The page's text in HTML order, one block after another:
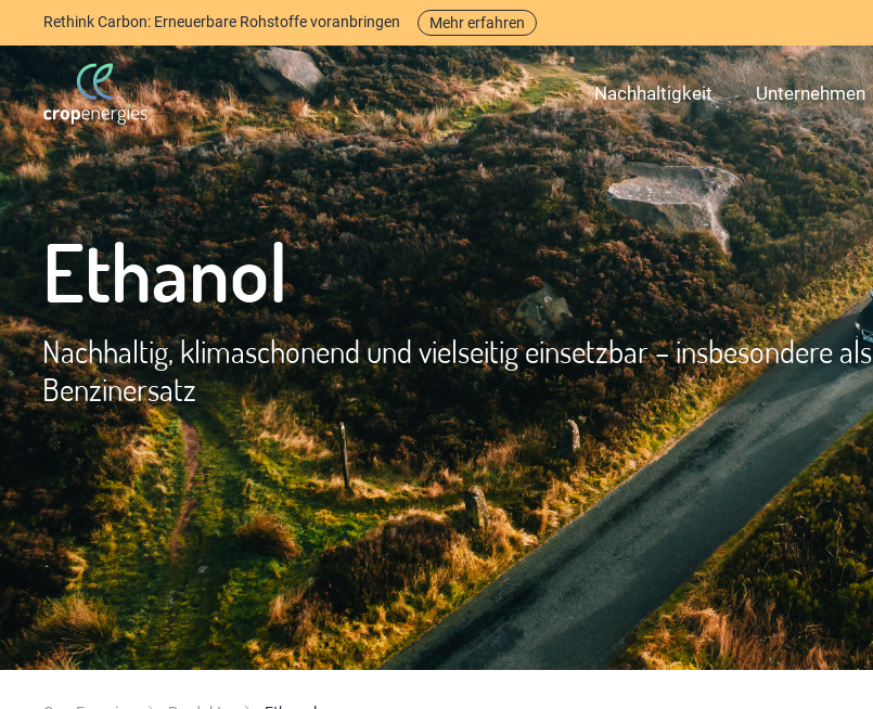
Rethink Carbon: Erneuerbare Rohstoffe voranbringen Mehr erfahren
Nachhaltigkeit Unternehmen
Ethanol
Nachhaltig, klimaschonend und vielseitig einsetzbar – insbesondere als
Benzinersatz